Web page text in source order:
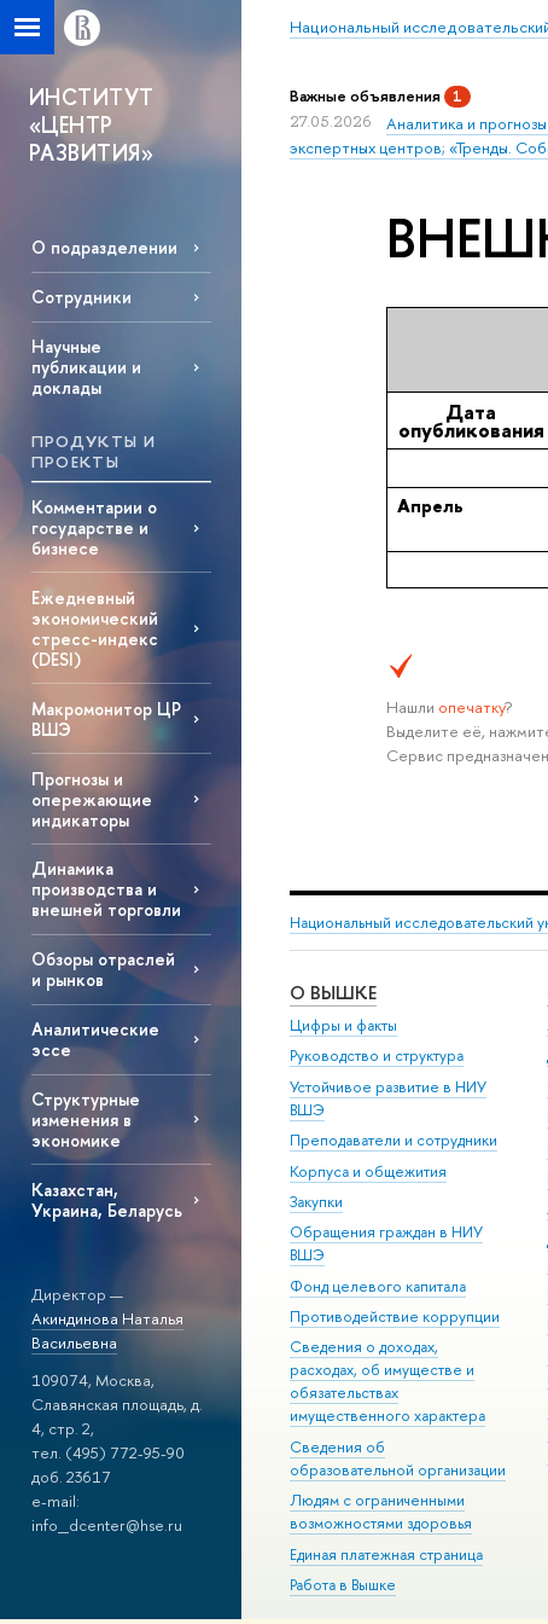
Национальный
ИНСТИТУТ
«ЦЕНТР
РАЗВИТИЯ»
О подразделении
Сотрудники
Научные
публикации и
доклады
ПРОДУКТЫ И
ПРОЕКТЫ
Комментарии о
государстве и
бизнесе
Ежедневный
экономический
стресс-индекс
(DESI)
Макромонитор ЦР
ВШЭ
Прогнозы и
опережающие
индикаторы
Динамика
производства и
внешней торговли
Обзоры отраслей
и рынков
Аналитические
эссе
Структурные
изменения в
экономике
Казахстан,
Украина, Беларусь
Директор —
Акиндинова Наталья
Васильевна
109074, Москва,
Славянская площадь, д.
4, стр. 2,
тел. (495) 772-95-90
доб. 23617
e-mail:
info_dcenter@hse.ru
Важные объявления 1
27.05.2026
Аналитика и
экспертных центров; «Тренды.
Дата
опубликования
Апрель
Нашли опечатку?
Выделите её,
Сервис
Национальный исследовательский
О ВЫШКЕ
Цифры и факты
Руководство и структура
Устойчивое развитие в НИУ
ВШЭ
Преподаватели и сотрудники
Корпуса и общежития
Закупки
Обращения граждан в НИУ
ВШЭ
Фонд целевого капитала
Противодействие коррупции
Сведения о доходах,
расходах, об имуществе и
обязательствах
имущественного характера
Сведения об
образовательной организации
Людям с ограниченными
возможностями здоровья
Единая платежная страница
Работа в Вышке